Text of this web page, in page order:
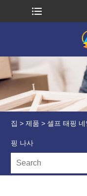
집 > 제품 >셀프 태핑 네
핑 나사